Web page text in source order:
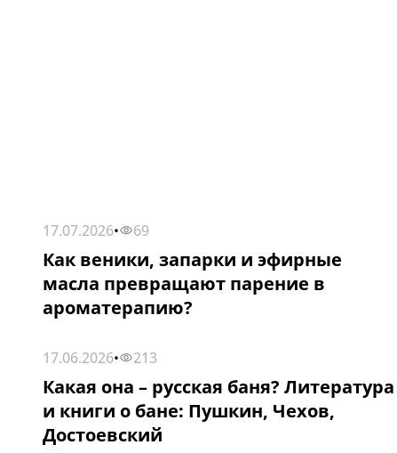
17.07.2026• 69
Как веники, запарки и эфирные
масла превращают парение в
ароматерапию?
17.06.2026• 213
Какая она – русская баня? Литература
и книги о бане: Пушкин, Чехов,
Достоевский